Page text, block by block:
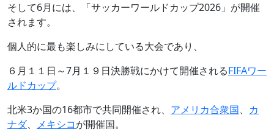
そして6月には、「サッカーワールドカップ2026」が開催
されます。
個人的に最も楽しみにしている大会であり、
６月１１日～7月１９日決勝戦にかけて開催されるFIFAワー
ルドカップ。
北米3か国の16都市で共同開催され、 アメリカ合衆国、 カ
ナダ、 メキシコが開催国。